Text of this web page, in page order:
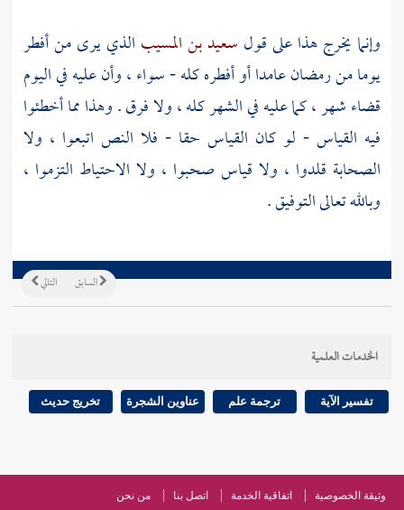
وإنما يخرج هذا على قول سعيد بن المسيب الذي يرى من أفطر
يوما من رمضان عامدا أو أفطره كله - سواء ، وأن عليه في اليوم
قضاء شهر ، كما عليه في الشهر كله ، ولا فرق . وهذا مما أخطئوا
فيه القياس - لو كان القياس حقا - فلا النص اتبعوا ، ولا
الصحابة قلدوا ، ولا قياس صحبوا ، ولا الاحتياط التزموا ،
وبالله تعالى التوفيق .
التالي السابق
الخدمات العلمية
تفسير الآية ترجمة علم عناوين الشجرة تخريج حديث
وثيقة الخصوصية اتفاقية الخدمة اتصل بنا من نحن